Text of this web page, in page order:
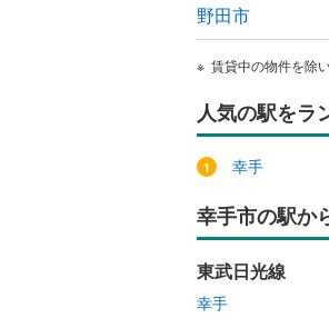
野田市
賃貸中の物件を除
人気の駅をラ
幸手
幸手市の駅か
東武日光線
幸手